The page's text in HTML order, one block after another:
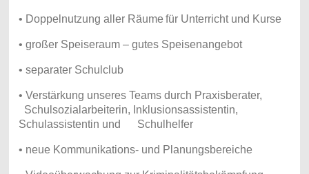
• Doppelnutzung aller Räume für Unterricht und Kurse
• großer Speiseraum – gutes Speisenangebot
• separater Schulclub
• Verstärkung unseres Teams durch Praxisberater,
Schulsozialarbeiterin, Inklusionsassistentin,
Schulassistentin und Schulhelfer
• neue Kommunikations- und Planungsbereiche